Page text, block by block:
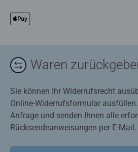
Waren
Sie können Ihr Widerrufsrecht
Online-Widerrufsformular
Anfrage und senden Ihnen alle
Rücksendeanweisungen per E-Mail.